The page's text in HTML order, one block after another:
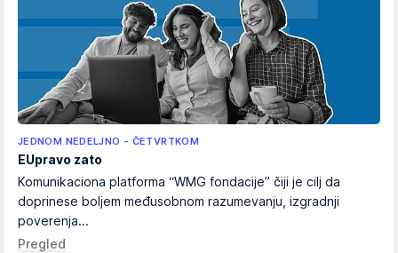
JEDNOM NEDELJNO - ČETVRTKOM
EUpravo zato
Komunikaciona platforma “WMG fondacije” čiji je cilj da
doprinese boljem međusobnom razumevanju, izgradnji
poverenja...
Pregled